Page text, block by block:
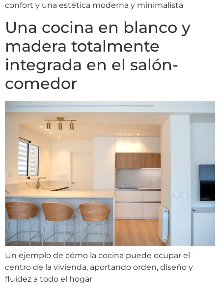
confort y una estética moderna y minimalista
Una cocina en blanco y
madera totalmente
integrada en el salón-
comedor
Un ejemplo de cómo la cocina puede ocupar el
centro de la vivienda, aportando orden, diseño y
fluidez a todo el hogar